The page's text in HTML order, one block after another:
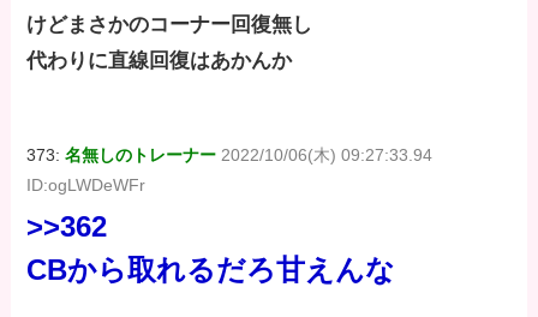
けどまさかのコーナー回復無し
代わりに直線回復はあかんか
373:名無しのトレーナー 2022/10/06(木) 09:27:33.94
ID:ogLWDeWFr
>>362
CBから取れるだろ甘えんな